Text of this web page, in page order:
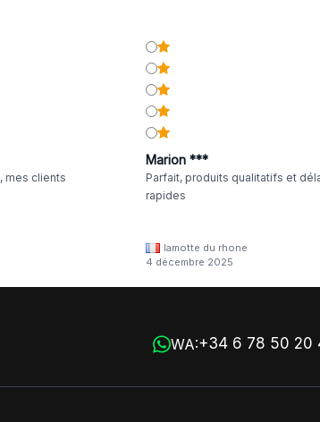
mes clients
Marion ***
Parfait, produits qualitatifs et
rapides
lamotte du rhone
4 décembre 2025
WA:+34 6 78 50 20